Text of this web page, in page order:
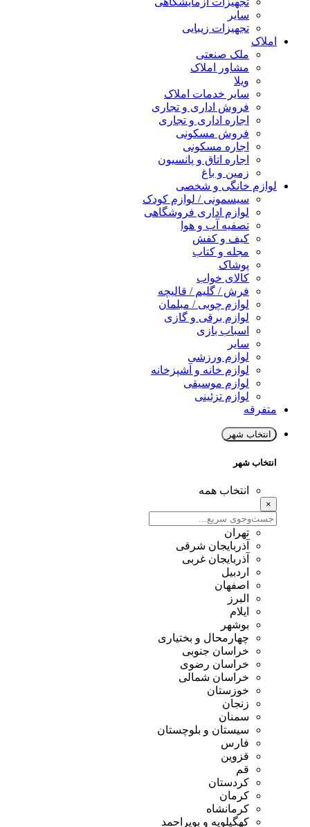
سایر
تجهیزات زیبایی
املاک
ملک صنعتی
مشاور املاک
ویلا
سایر خدمات املاک
فروش اداری و تجاری
اجاره اداری و تجاری
فروش مسکونی
اجاره مسکونی
اجاره اتاق و پانسیون
زمین و باغ
لوازم خانگی و شخصی
سیسمونی / لوازم کودک
لوازم اداری فروشگاهی
تصفیه آب و هوا
کیف و کفش
مجله و کتاب
پوشاک
کالای خواب
فرش / گلیم / قالیچه
لوازم چوبی / مبلمان
لوازم برقی و گازی
اسباب بازی
سایر
لوازم ورزشی
لوازم خانه و آشپزخانه
لوازم موسیقی
لوازم تزئینی
متفرقه
انتخاب شهر
انتخاب شهر
انتخاب همه
×
تهران
آذربایجان شرقی
آذربایجان غربی
اردبیل
اصفهان
البرز
ایلام
بوشهر
چهارمحال و بختیاری
خراسان جنوبی
خراسان رضوی
خراسان شمالی
خوزستان
زنجان
سمنان
سیستان و بلوچستان
فارس
قزوین
قم
کردستان
کرمان
کرمانشاه
کهگیلویه و بویراحمد